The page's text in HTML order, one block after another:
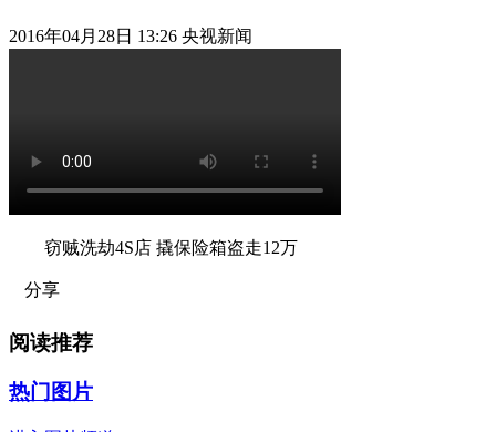
2016年04月28日 13:26 央视新闻
窃贼洗劫4S店 撬保险箱盗走12万
分享
阅读推荐
热门图片